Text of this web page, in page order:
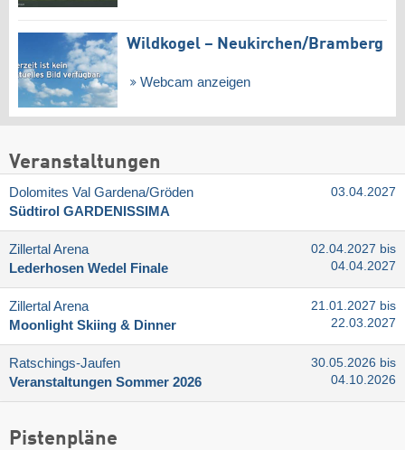
Wildkogel – Neukirchen/​Bramberg
Webcam anzeigen
Veranstaltungen
Dolomites Val Gardena/​Gröden
Südtirol GARDENISSIMA
03.04.2027
Zillertal Arena
Lederhosen Wedel Finale
02.04.2027 bis
04.04.2027
Zillertal Arena
Moonlight Skiing & Dinner
21.01.2027 bis
22.03.2027
Ratschings-Jaufen
Veranstaltungen Sommer 2026
30.05.2026 bis
04.10.2026
Pistenpläne